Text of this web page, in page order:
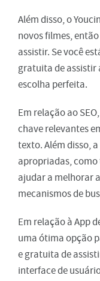
Além disso, o
novos filmes,
assistir. Se você
gratuita de assistir
escolha perfeita.
Em relação ao
chave relevantes
texto. Além disso,
apropriadas,
ajudar a melhorar
mecanismos de
Em relação à App
uma ótima opção
e gratuita de
interface de